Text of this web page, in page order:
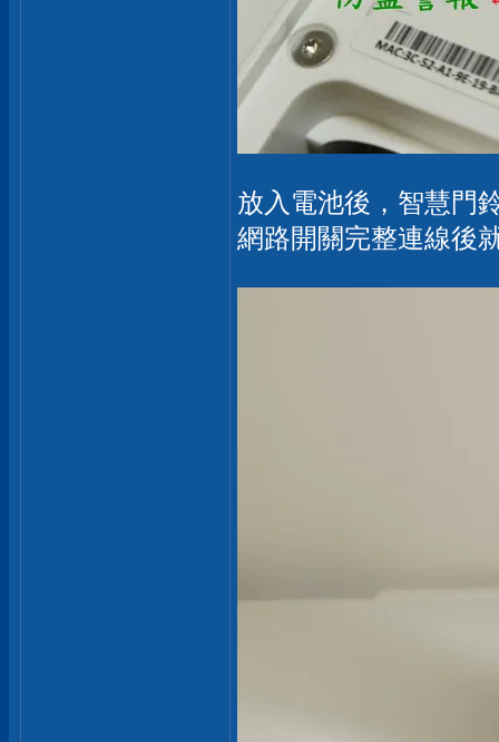
放入電池後，智慧門
網路開關完整連線後